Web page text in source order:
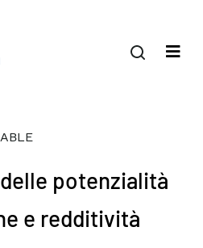
potenzialità
e redditività